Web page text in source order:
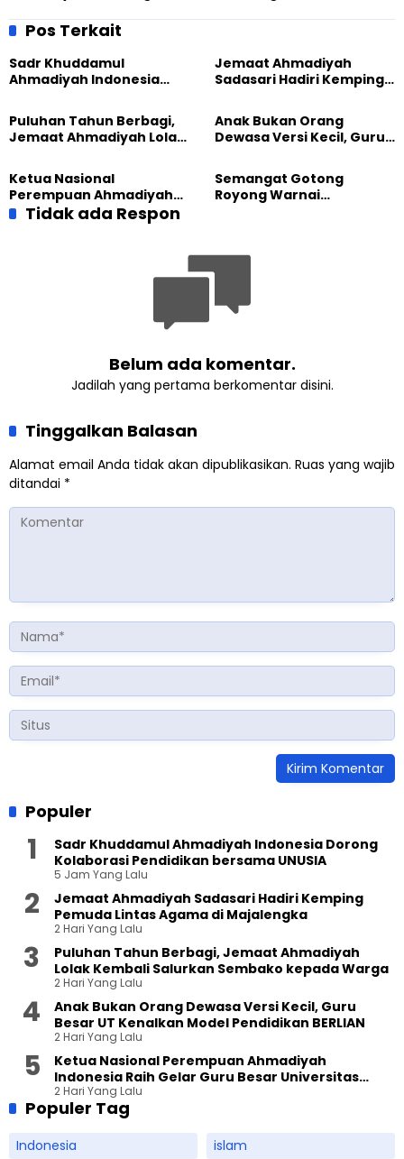
Tasyakur 100 Tahun
Kebersamaan Anggota
Pos Terkait
Sadr Khuddamul
Ahmadiyah Indonesia
Pendidikan bersama
UNUSIA
Jemaat Ahmadiyah
Sadasari Hadiri Kemping
Majalengka
Puluhan Tahun Berbagi,
Jemaat Ahmadiyah Lolak
Sembako kepada Warga
Anak Bukan Orang
Dewasa Versi Kecil, Guru
Pendidikan BERLIAN
Ketua Nasional
Perempuan Ahmadiyah
Indonesia Raih Gelar Guru
Semangat Gotong
Royong Warnai
Tidak ada Respon
Belum ada komentar.
Jadilah yang pertama berkomentar disini.
Tinggalkan Balasan
Alamat email Anda tidak akan dipublikasikan. Ruas yang wajib
ditandai *
Populer
Sadr Khuddamul Ahmadiyah Indonesia Dorong
Kolaborasi Pendidikan bersama UNUSIA
5 Jam Yang Lalu
Jemaat Ahmadiyah Sadasari Hadiri Kemping
Pemuda Lintas Agama di Majalengka
2 Hari Yang Lalu
Puluhan Tahun Berbagi, Jemaat Ahmadiyah
Lolak Kembali Salurkan Sembako kepada Warga
2 Hari Yang Lalu
Anak Bukan Orang Dewasa Versi Kecil, Guru
Besar UT Kenalkan Model Pendidikan BERLIAN
2 Hari Yang Lalu
Ketua Nasional Perempuan Ahmadiyah
Indonesia Raih Gelar Guru Besar Universitas
Terbuka
2 Hari Yang Lalu
Populer Tag
Indonesia
islam